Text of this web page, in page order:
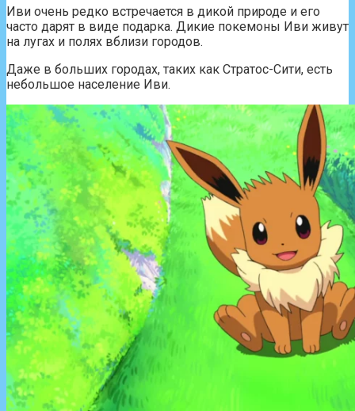
Иви очень редко встречается в дикой природе и его
часто дарят в виде подарка. Дикие покемоны Иви живут
на лугах и полях вблизи городов.
Даже в больших городах, таких как Стратос-Сити, есть
небольшое население Иви.